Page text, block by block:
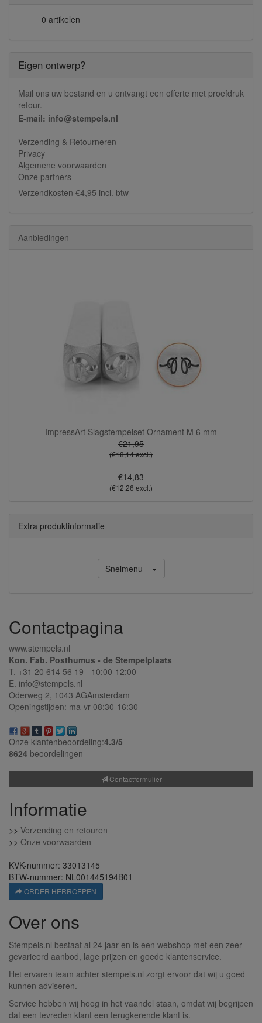
0 artikelen
Eigen ontwerp?
Mail ons uw bestand en u ontvangt een offerte met proefdruk
retour.
E-mail: info@stempels.nl
Verzending & Retourneren
Privacy
Algemene voorwaarden
Onze partners
Verzendkosten €4,95 incl. btw
Aanbiedingen
ImpressArt Slagstempelset Ornament M 6 mm
€21,95
(€18,14 excl.)
€14,83
(€12,26 excl.)
Extra produktinformatie
Snelmenu
Contactpagina
www.stempels.nl
Kon. Fab. Posthumus - de Stempelplaats
T. +31 20 614 56 19 - 10:00-12:00
E. info@stempels.nl
Oderweg 2, 1043 AGAmsterdam
Openingstijden: ma-vr 08:30-16:30
Onze klantenbeoordeling:4.3/5
8624 beoordelingen
Contactformulier
Informatie
>> Verzending en retouren
>> Onze voorwaarden
KVK-nummer: 33013145
BTW-nummer: NL001445194B01
ORDER HERROEPEN
Over ons
Stempels.nl bestaat al 24 jaar en is een webshop met een zeer
gevarieerd aanbod, lage prijzen en goede klantenservice.
Het ervaren team achter stempels.nl zorgt ervoor dat wij u goed
kunnen adviseren.
Service hebben wij hoog in het vaandel staan, omdat wij begrijpen
dat een tevreden klant een terugkerende klant is.